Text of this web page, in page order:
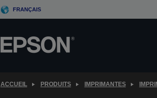
FRANÇAIS
ACCUEIL PRODUITS IMPRIMANTES